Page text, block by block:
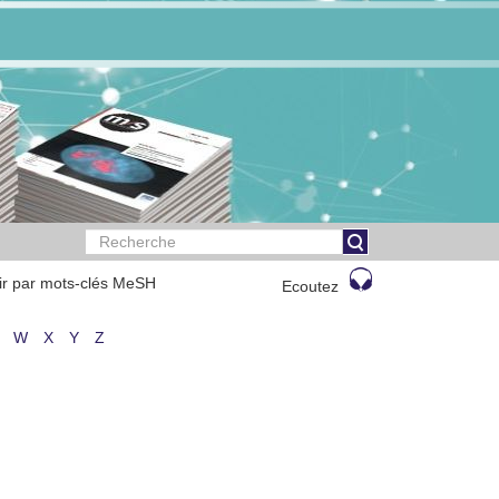
par mots-clés MeSH Ecoutez
W X Y Z